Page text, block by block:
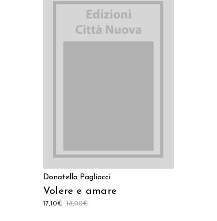
Donatella Pagliacci
Volere e amare
18,00€
17,10€